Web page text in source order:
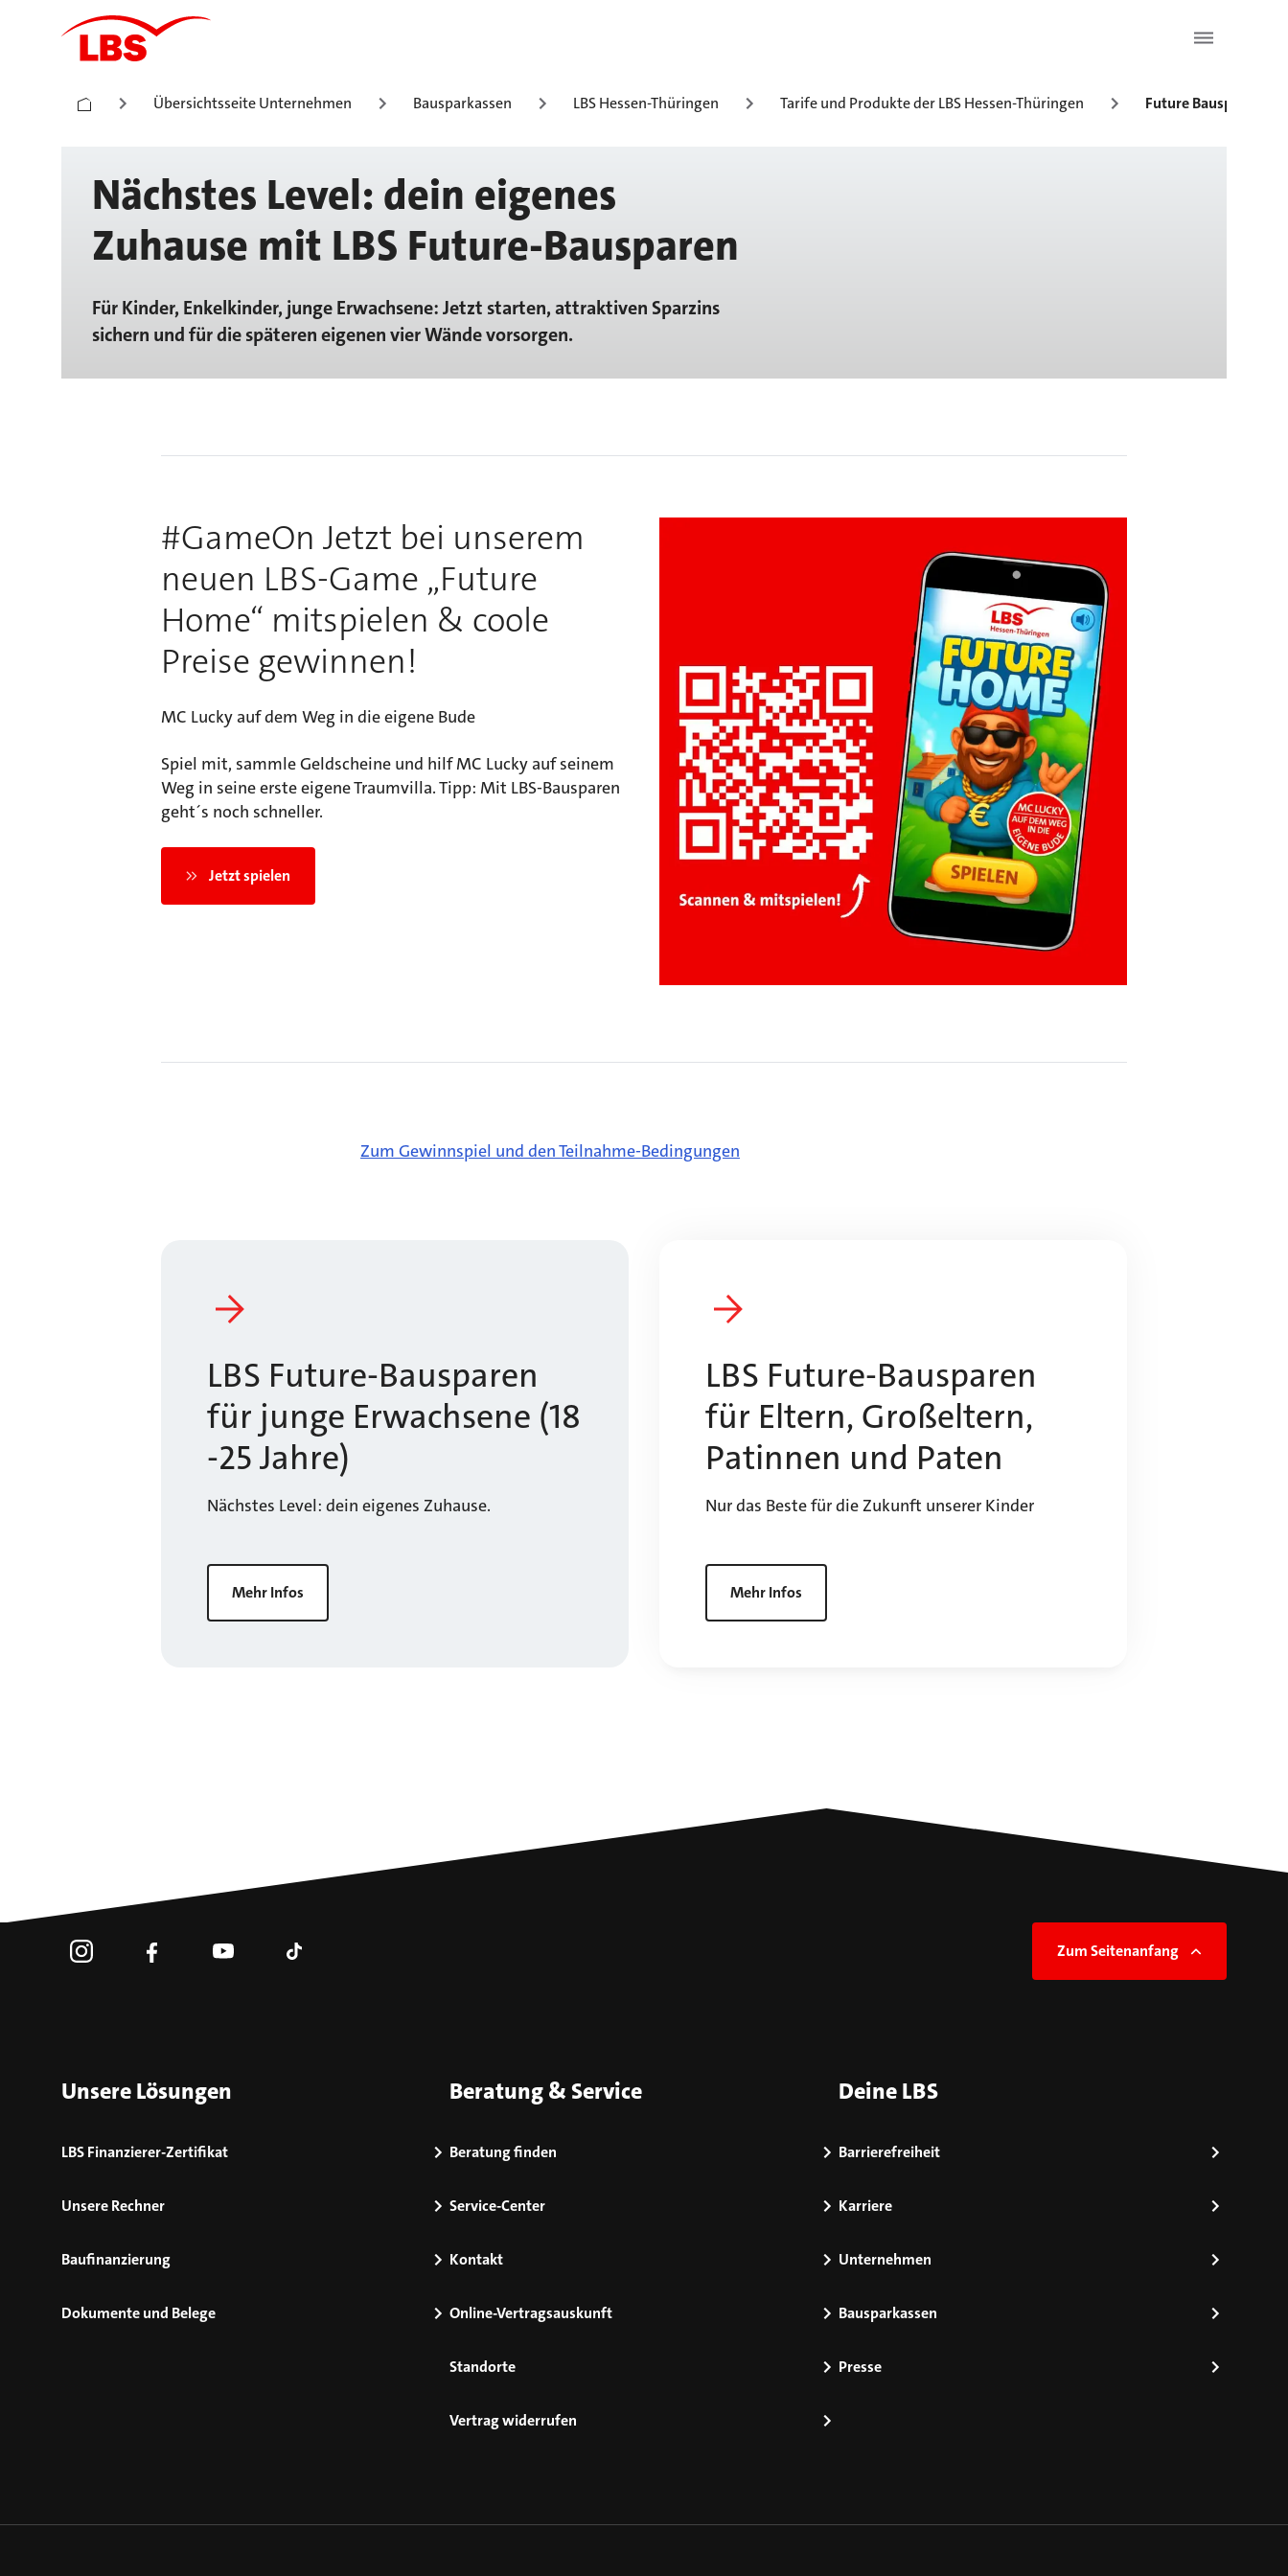
Übersichtsseite Unternehmen Bausparkassen LBS Hessen-Thüringen Tarife und Produkte der LBS Hessen-Thüringen Future Bausparen
Nächstes Level: dein eigenes
Zuhause mit LBS Future-Bausparen
Für Kinder, Enkelkinder, junge Erwachsene: Jetzt starten, attraktiven Sparzins
sichern und für die späteren eigenen vier Wände vorsorgen.
#GameOn Jetzt bei unserem
neuen LBS-Game „Future
Home“ mitspielen & coole
Preise gewinnen!
MC Lucky auf dem Weg in die eigene Bude
Spiel mit, sammle Geldscheine und hilf MC Lucky auf seinem
Weg in seine erste eigene Traumvilla. Tipp: Mit LBS-Bausparen
geht´s noch schneller.
Jetzt spielen
Zum Gewinnspiel und den Teilnahme-Bedingungen
LBS Future-Bausparen
für junge Erwachsene (18
-25 Jahre)
Nächstes Level: dein eigenes Zuhause.
Mehr Infos
LBS Future-Bausparen
für Eltern, Großeltern,
Patinnen und Paten
Nur das Beste für die Zukunft unserer Kinder
Mehr Infos
Zum Seitenanfang
Unsere Lösungen
LBS Finanzierer-Zertifikat
Unsere Rechner
Baufinanzierung
Dokumente und Belege
Beratung & Service
Beratung finden
Service-Center
Kontakt
Online-Vertragsauskunft
Standorte
Vertrag widerrufen
Deine LBS
Barrierefreiheit
Karriere
Unternehmen
Bausparkassen
Presse